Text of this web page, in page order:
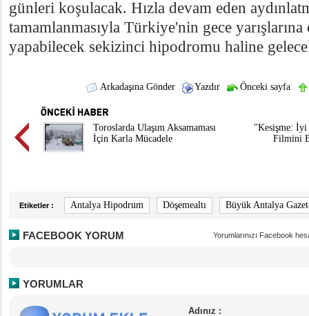
günleri koşulacak. Hızla devam eden
tamamlanmasıyla Türkiye'nin gece
yapabilecek sekizinci hipodromu haline
Arkadaşına Gönder Yazdır Önceki sayfa
Toroslarda Ulaşım Aksamaması
İçin Karla Mücadele
"Kesişme: İyi
Filmini
Etiketler : Antalya Hipodrum Döşemealtı Büyük Antalya
FACEBOOK YORUM Yorumlarınızı Facebook
YORUMLAR